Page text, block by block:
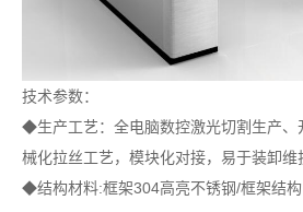
技术参数：
◆生产工艺：全电脑数控激光切割生产、
械化拉丝工艺，模块化对接，易于装卸维
◆结构材料:框架304高亮不锈钢/框架结